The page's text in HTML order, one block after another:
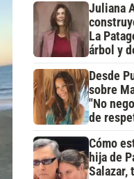
Juliana
La
árbol y
Desde
sobre
"No
de
Cómo
hija de
Salazar,